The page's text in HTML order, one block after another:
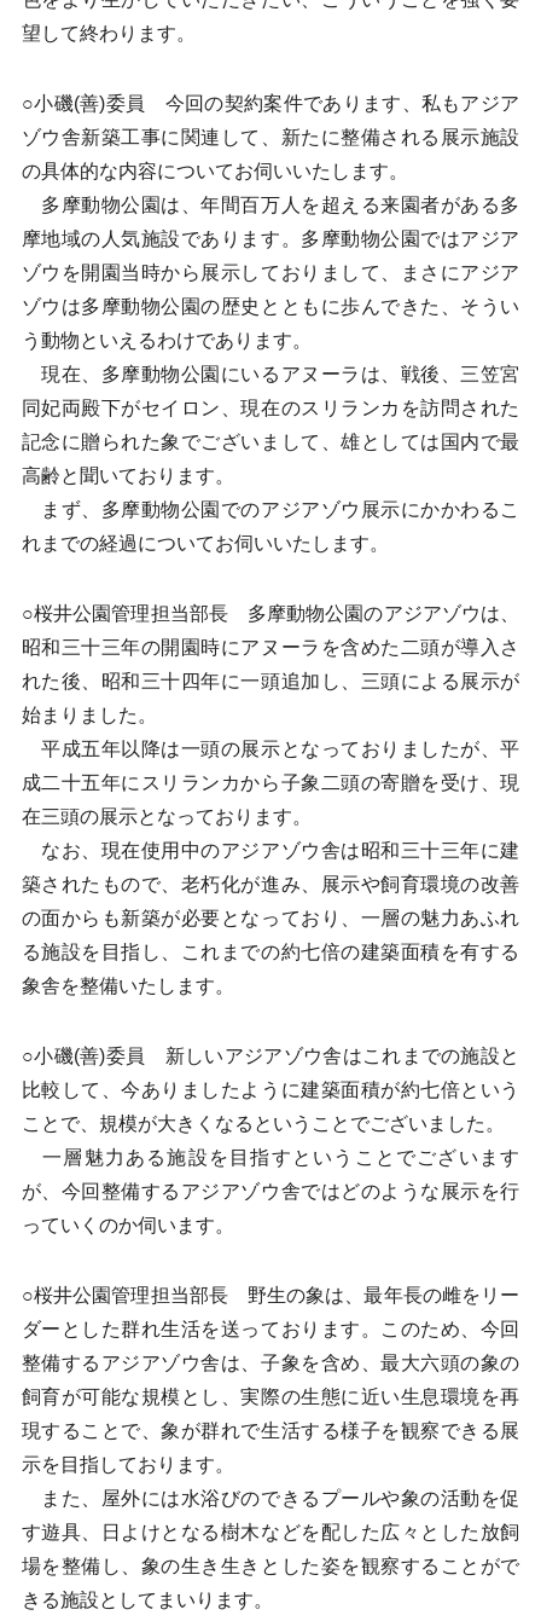
望して終わります。
○小磯(善)委員 今回の契約案件であります、私もアジア
ゾウ舎新築工事に関連して、新たに整備される展示施設
の具体的な内容についてお伺いいたします。
多摩動物公園は、年間百万人を超える来園者がある多
摩地域の人気施設であります。多摩動物公園ではアジア
ゾウを開園当時から展示しておりまして、まさにアジア
ゾウは多摩動物公園の歴史とともに歩んできた、そうい
う動物といえるわけであります。
現在、多摩動物公園にいるアヌーラは、戦後、三笠宮
同妃両殿下がセイロン、現在のスリランカを訪問された
記念に贈られた象でございまして、雄としては国内で最
高齢と聞いております。
まず、多摩動物公園でのアジアゾウ展示にかかわるこ
れまでの経過についてお伺いいたします。
○桜井公園管理担当部長 多摩動物公園のアジアゾウは、
昭和三十三年の開園時にアヌーラを含めた二頭が導入さ
れた後、昭和三十四年に一頭追加し、三頭による展示が
始まりました。
平成五年以降は一頭の展示となっておりましたが、平
成二十五年にスリランカから子象二頭の寄贈を受け、現
在三頭の展示となっております。
なお、現在使用中のアジアゾウ舎は昭和三十三年に建
築されたもので、老朽化が進み、展示や飼育環境の改善
の面からも新築が必要となっており、一層の魅力あふれ
る施設を目指し、これまでの約七倍の建築面積を有する
象舎を整備いたします。
○小磯(善)委員 新しいアジアゾウ舎はこれまでの施設と
比較して、今ありましたように建築面積が約七倍という
ことで、規模が大きくなるということでございました。
一層魅力ある施設を目指すということでございます
が、今回整備するアジアゾウ舎ではどのような展示を行
っていくのか伺います。
○桜井公園管理担当部長 野生の象は、最年長の雌をリー
ダーとした群れ生活を送っております。このため、今回
整備するアジアゾウ舎は、子象を含め、最大六頭の象の
飼育が可能な規模とし、実際の生態に近い生息環境を再
現することで、象が群れで生活する様子を観察できる展
示を目指しております。
また、屋外には水浴びのできるプールや象の活動を促
す遊具、日よけとなる樹木などを配した広々とした放飼
場を整備し、象の生き生きとした姿を観察することがで
きる施設としてまいります。